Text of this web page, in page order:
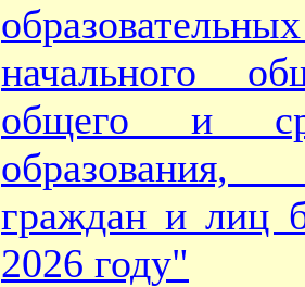
начального
общего и
граждан и лиц
2026 году"